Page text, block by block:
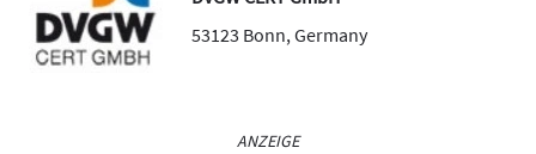
53123 Bonn,Germany
ANZEIGE